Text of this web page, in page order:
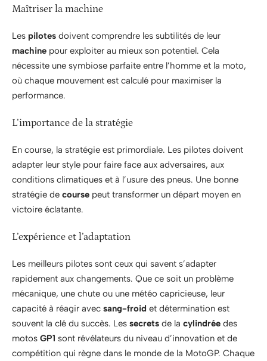
Maîtriser la machine
Les pilotes doivent comprendre les subtilités de leur
machine pour exploiter au mieux son potentiel. Cela
nécessite une symbiose parfaite entre l’homme et la moto,
où chaque mouvement est calculé pour maximiser la
performance.
L’importance de la stratégie
En course, la stratégie est primordiale. Les pilotes doivent
adapter leur style pour faire face aux adversaires, aux
conditions climatiques et à l’usure des pneus. Une bonne
stratégie de course peut transformer un départ moyen en
victoire éclatante.
L’expérience et l’adaptation
Les meilleurs pilotes sont ceux qui savent s’adapter
rapidement aux changements. Que ce soit un problème
mécanique, une chute ou une météo capricieuse, leur
capacité à réagir avec sang-froid et détermination est
souvent la clé du succès. Les secrets de la cylindrée des
motos GP1 sont révélateurs du niveau d’innovation et de
compétition qui règne dans le monde de la MotoGP. Chaque